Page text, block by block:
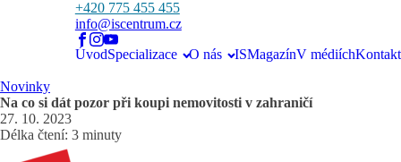
+420 775 455 455
info@iscentrum.cz
ÚvodSpecializace O nás ISMagazínV médiíchKontakt
Novinky
Na co si dát pozor při koupi nemovitosti v zahraničí
27. 10. 2023
Délka čtení: 3 minuty